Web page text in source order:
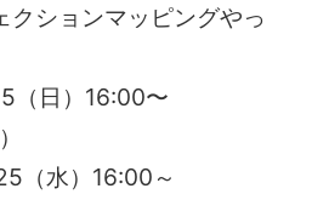
クションマッピングやっ
（日）16:00〜
（水）16:00～